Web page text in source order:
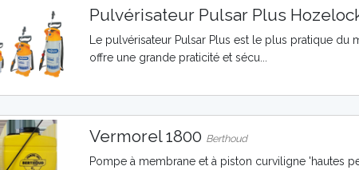
Pulvérisateur Pulsar Plus
Le pulvérisateur Pulsar Plus est le plus pratique
offre une grande praticité et sécu...
Vermorel 1800 Berthoud
Pompe à membrane et à piston curviligne 'hautes